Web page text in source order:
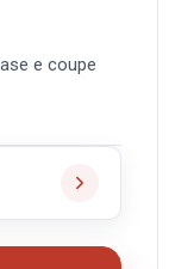
e coupe